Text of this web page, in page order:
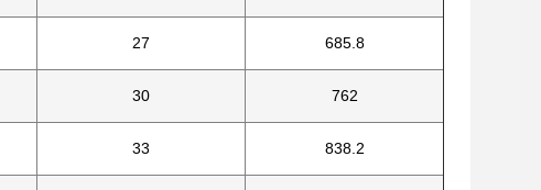
27 685.8
30 762
33 838.2